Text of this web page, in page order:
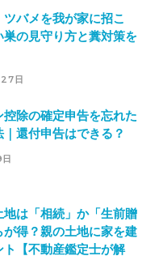
バメを我が家に招こ
巣の見守り方と糞対策を
日
控除の確定申告を忘れた
｜還付申告はできる？
地は「相続」か「生前贈
が得？親の土地に家を建
ト【不動産鑑定士が解